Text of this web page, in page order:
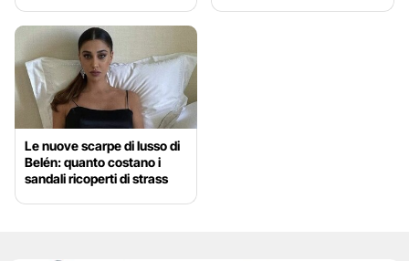
Le nuove scarpe di lusso di
Belén: quanto costano i
sandali ricoperti di strass